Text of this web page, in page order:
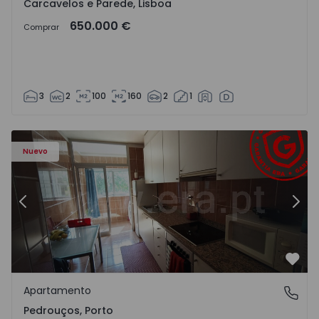
Carcavelos e Parede, Lisboa
Comprar 650.000 €
3 2 100 160 2 1
Nuevo
Apartamento T3 Maia, Pedrouços - 1575536 - 9
Anterior
Pedrouços, Porto
Apartamento
Pedrouços, Porto